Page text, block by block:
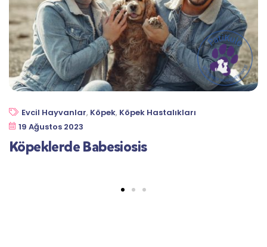
Köpeklerde Babesiosis
Evcil Hayvanlar, Köpek, Köpek Hastalıkları
19 Ağustos 2023